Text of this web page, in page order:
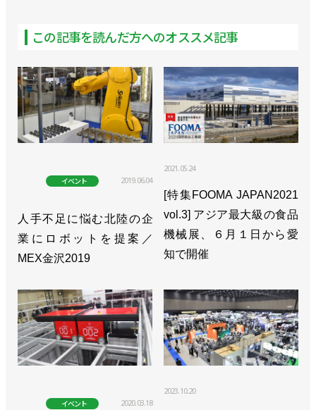
この記事を読んだ方へのオススメ記事
イベント 2019.06.04
人手不足に悩む北陸の企
業にロボットを提案／
MEX金沢2019
2021.05.24
[特集FOOMA JAPAN2021
vol.3] アジア最大級の食品
機械展、６月１日から愛
知で開催
イベント 2020.03.18
2023.10.20